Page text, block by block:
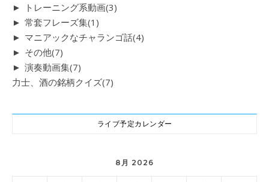
►
トレーニング系動画(3)
► 常套フレーズ集(1)
► マニアックなチャランゴ話(4)
► その他(7)
► 演奏動画集(7)
力士、酒の銘柄クイズ(7)
ライブ予定カレンダー
8月 2026